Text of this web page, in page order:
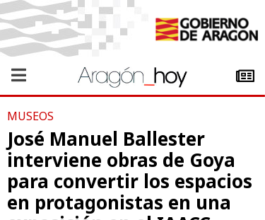
MUSEOS
José Manuel Ballester
interviene obras de Goya
para convertir los espacios
en protagonistas en una